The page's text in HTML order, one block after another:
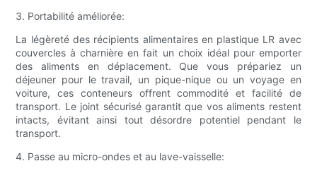
3. Portabilité améliorée:
La légèreté des récipients alimentaires en plastique LR avec
couvercles à charnière en fait un choix idéal pour emporter
des aliments en déplacement. Que vous prépariez un
déjeuner pour le travail, un pique-nique ou un voyage en
voiture, ces conteneurs offrent commodité et facilité de
transport. Le joint sécurisé garantit que vos aliments restent
intacts, évitant ainsi tout désordre potentiel pendant le
transport.
4. Passe au micro-ondes et au lave-vaisselle: